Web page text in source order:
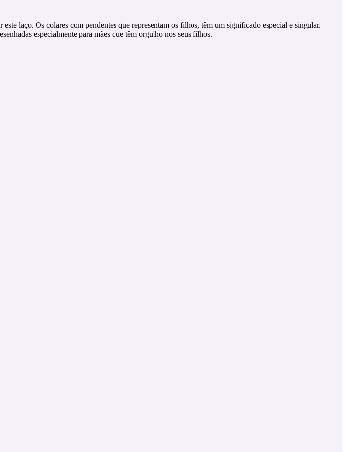
laço. Os colares com pendentes que representam os filhos, têm um significado especial e singular.
especialmente para mães que têm orgulho nos seus filhos.